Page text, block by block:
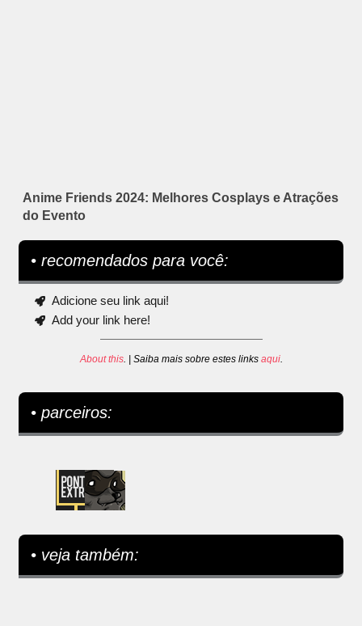
Anime Friends 2024: Melhores Cosplays e Atrações
do Evento
• recomendados para você:
Adicione seu link aqui!
Add your link here!
About this. | Saiba mais sobre estes links aqui.
• parceiros:
• veja também: